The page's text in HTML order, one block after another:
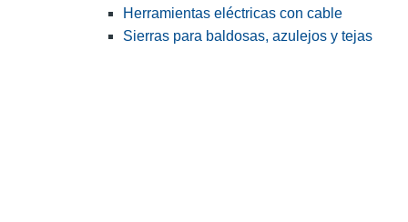
Herramientas eléctricas con cable
Sierras para baldosas, azulejos y tejas